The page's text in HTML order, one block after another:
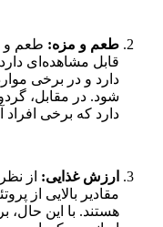
طعم و مزه: طعم و
قابل مشاهده‌ای
دارد و در برخی
شود. در مقابل،
دارد که برخی افراد
ارزش غذایی: از
مقادیر بالایی از
هستند. با این حال،